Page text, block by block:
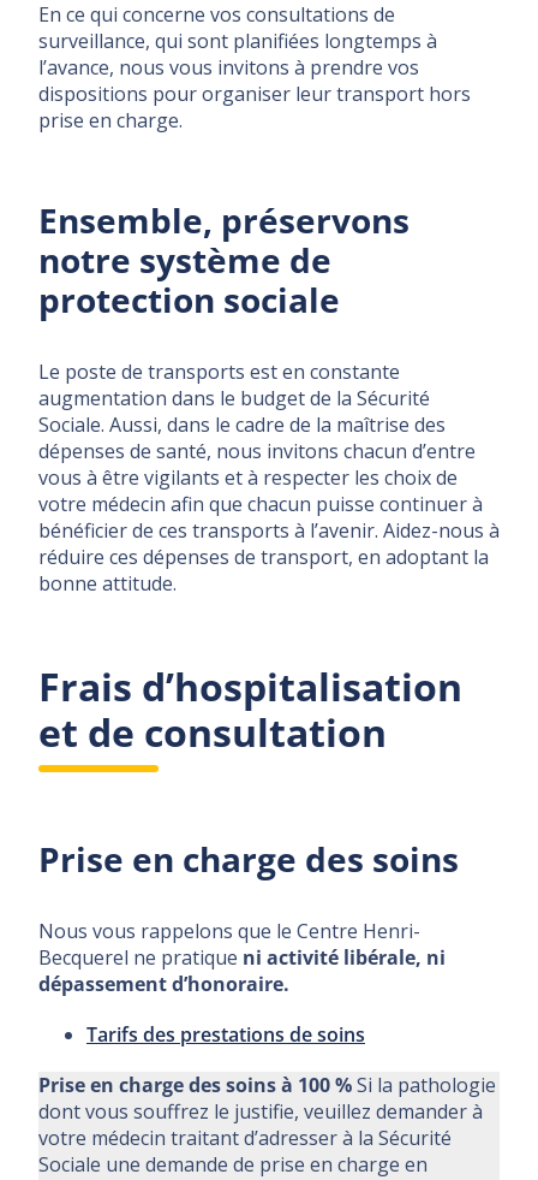
En ce qui concerne vos consultations de
surveillance, qui sont planifiées longtemps à
l’avance, nous vous invitons à prendre vos
dispositions pour organiser leur transport hors
prise en charge.
Ensemble, préservons
notre système de
protection sociale
Le poste de transports est en constante
augmentation dans le budget de la Sécurité
Sociale. Aussi, dans le cadre de la maîtrise des
dépenses de santé, nous invitons chacun d’entre
vous à être vigilants et à respecter les choix de
votre médecin afin que chacun puisse continuer à
bénéficier de ces transports à l’avenir. Aidez-nous à
réduire ces dépenses de transport, en adoptant la
bonne attitude.
Frais d’hospitalisation
et de consultation
Prise en charge des soins
Nous vous rappelons que le Centre Henri-
Becquerel ne pratique ni activité libérale, ni
dépassement d’honoraire.
Tarifs des prestations de soins
Prise en charge des soins à 100 %Si la pathologie
dont vous souffrez le justifie, veuillez demander à
votre médecin traitant d’adresser à la Sécurité
Sociale une demande de prise en charge en